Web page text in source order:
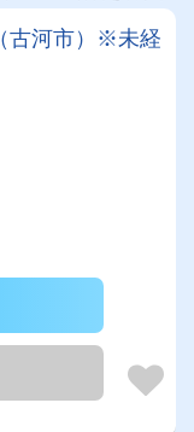
古河市）※未経